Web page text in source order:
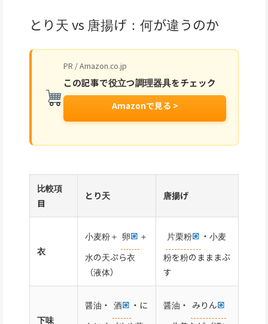
とり天 vs 唐揚げ：何が違うのか
PR / Amazon.co.jp
この記事で役立つ調理器具をチェック
Amazonで見る >
比較項
目
とり天 唐揚げ
衣
小麦粉＋ 卵
＋
水の天ぷら衣
（液体）
片栗粉
・小麦
粉を粉のまままぶ
す
下味
醤油・ 酒
・に
醤油・ みりん